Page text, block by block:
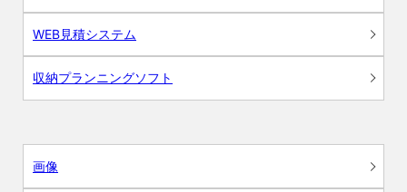
WEB見積システム
収納プランニングソフト
画像